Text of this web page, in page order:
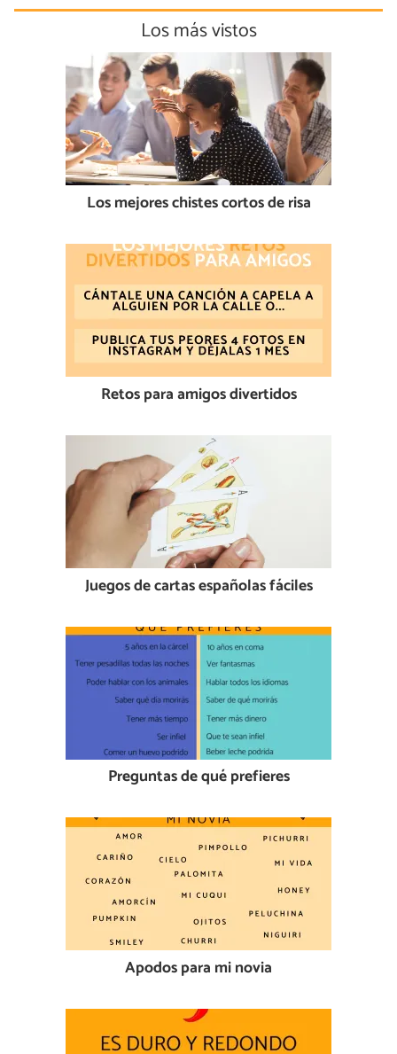
Los más vistos
Los mejores chistes cortos de risa
Retos para amigos divertidos
Juegos de cartas españolas fáciles
Preguntas de qué prefieres
Apodos para mi novia